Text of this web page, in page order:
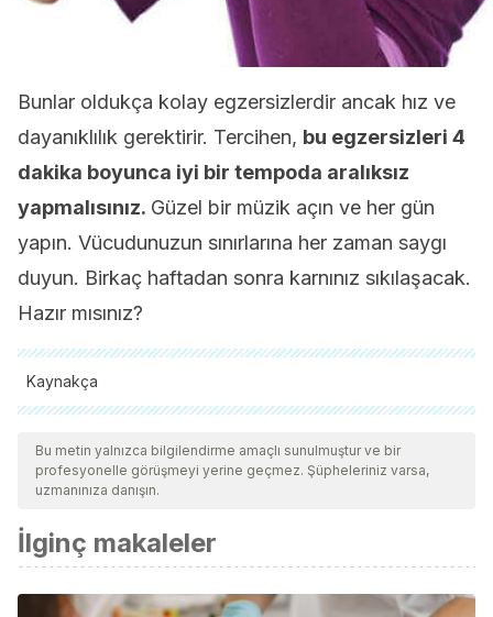
Bunlar oldukça kolay egzersizlerdir ancak hız ve
dayanıklılık gerektirir. Tercihen, bu egzersizleri 4
dakika boyunca iyi bir tempoda aralıksız
yapmalısınız. Güzel bir müzik açın ve her gün
yapın. Vücudunuzun sınırlarına her zaman saygı
duyun. Birkaç haftadan sonra karnınız sıkılaşacak.
Hazır mısınız?
Kaynakça
Tüm alıntı yapılan kaynaklar, kalitelerini, güvenilirliklerini,
güncelliklerini ve geçerliliklerini sağlamak için ekibimiz
tarafından derinlemesine incelendi. Bu makalenin bibliyografisi
kabul edildi.
Tabata, I., Nishimura, K., Kouzaki, M., Hirai, Y., Ogita, F.,
Miyachi, M., & Yamamoto, K. (1996). Effects of moderate-
Bu metin yalnızca bilgilendirme amaçlı sunulmuştur ve bir
profesyonelle görüşmeyi yerine geçmez. Şüpheleriniz varsa,
uzmanınıza danışın.
İlginç makaleler